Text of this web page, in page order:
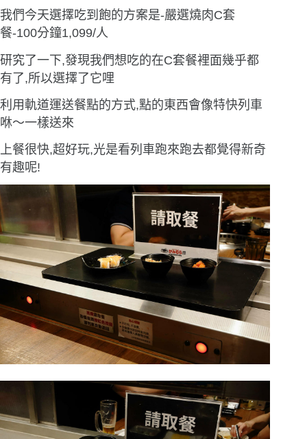
我們今天選擇吃到飽的方案是-嚴選燒肉C套
餐-100分鐘1,099/人
研究了一下,發現我們想吃的在C套餐裡面幾乎都
有了,所以選擇了它哩
利用軌道運送餐點的方式,點的東西會像特快列車
咻〜一樣送來
上餐很快,超好玩,光是看列車跑來跑去都覺得新奇
有趣呢!